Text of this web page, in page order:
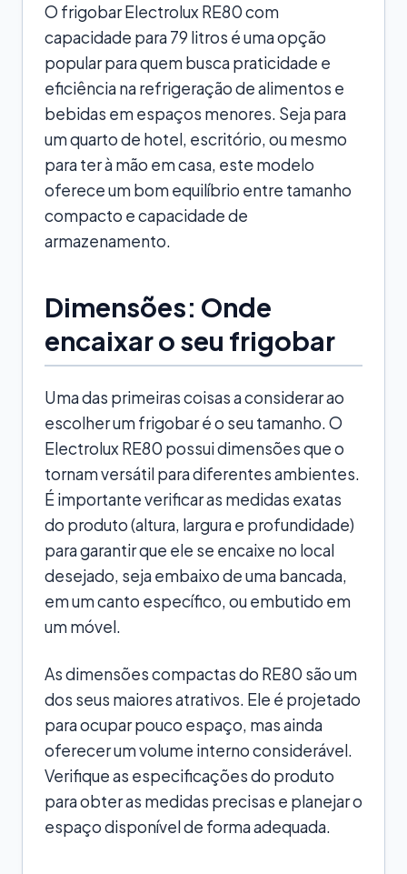
O frigobar Electrolux RE80 com
capacidade para 79 litros é uma opção
popular para quem busca praticidade e
eficiência na refrigeração de alimentos e
bebidas em espaços menores. Seja para
um quarto de hotel, escritório, ou mesmo
para ter à mão em casa, este modelo
oferece um bom equilíbrio entre tamanho
compacto e capacidade de
armazenamento.
Dimensões: Onde
encaixar o seu frigobar
Uma das primeiras coisas a considerar ao
escolher um frigobar é o seu tamanho. O
Electrolux RE80 possui dimensões que o
tornam versátil para diferentes ambientes.
É importante verificar as medidas exatas
do produto (altura, largura e profundidade)
para garantir que ele se encaixe no local
desejado, seja embaixo de uma bancada,
em um canto específico, ou embutido em
um móvel.
As dimensões compactas do RE80 são um
dos seus maiores atrativos. Ele é projetado
para ocupar pouco espaço, mas ainda
oferecer um volume interno considerável.
Verifique as especificações do produto
para obter as medidas precisas e planejar o
espaço disponível de forma adequada.